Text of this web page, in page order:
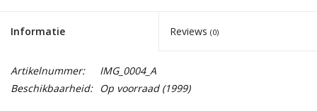
Informatie Reviews (0)
Artikelnummer:
IMG_0004_A
Beschikbaarheid: Op voorraad(1999)